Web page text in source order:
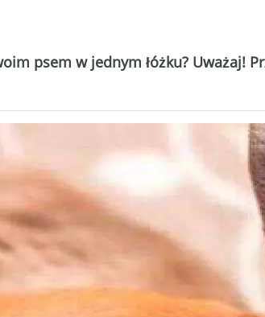
psem w jednym łóżku? Uważaj!